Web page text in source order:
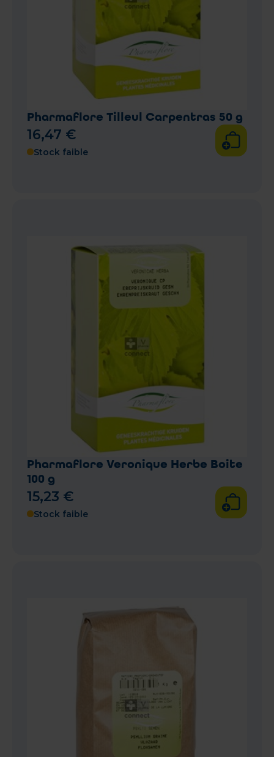
Pharmaflore Tilleul Carpentras 50 g
16,47 €
Stock faible
Pharmaflore Veronique Herbe Boite
100 g
15,23 €
Stock faible